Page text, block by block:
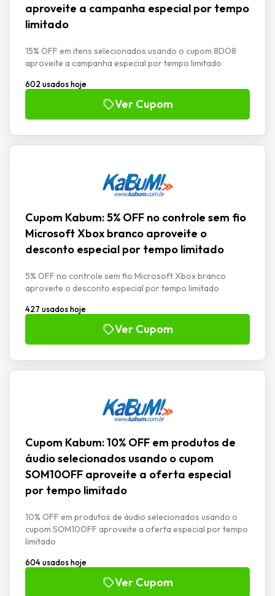
aproveite a campanha especial por tempo
limitado
15% OFF em itens selecionados usando o cupom 8DO8
aproveite a campanha especial por tempo limitado
602 usados hoje
Ver Cupom
Cupom Kabum: 5% OFF no controle sem fio
Microsoft Xbox branco aproveite o
desconto especial por tempo limitado
5% OFF no controle sem fio Microsoft Xbox branco
aproveite o desconto especial por tempo limitado
427 usados hoje
Ver Cupom
Cupom Kabum: 10% OFF em produtos de
áudio selecionados usando o cupom
SOM10OFF aproveite a oferta especial
por tempo limitado
10% OFF em produtos de áudio selecionados usando o
cupom SOM10OFF aproveite a oferta especial por tempo
limitado
604 usados hoje
Ver Cupom